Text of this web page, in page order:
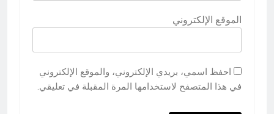
الموقع الإلكتروني
احفظ اسمي، بريدي الإلكتروني، والموقع الإلكتروني
في هذا المتصفح لاستخدامها المرة المقبلة في تعليقي.